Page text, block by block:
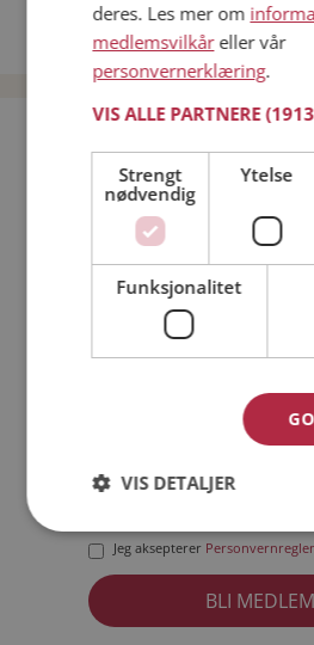
Date kvinner i Norge
Date menn i Norge
Jeg er en: Mann
Min alder:
Jeg aksepterer
deres. Les mer om
medlemsvilkåreller vår
personvernerklæring.
VIS ALLE PARTNERE
Strengt
nødvendig
Ytelse
Funksjonalitet
VIS DETALJER